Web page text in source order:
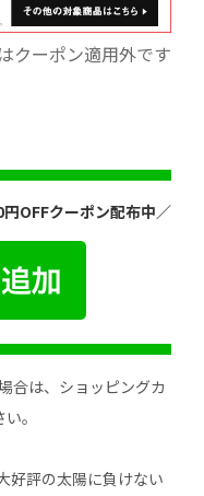
クーポン適用外です
OFFクーポン配布中／
合は、ショッピングカ
。
好評の太陽に負けない